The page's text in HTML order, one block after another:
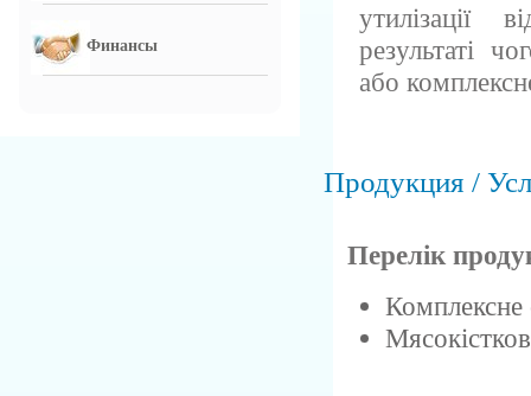
утилізації
результаті
або
Продукция /
Перелік
Комплексне
Финансы